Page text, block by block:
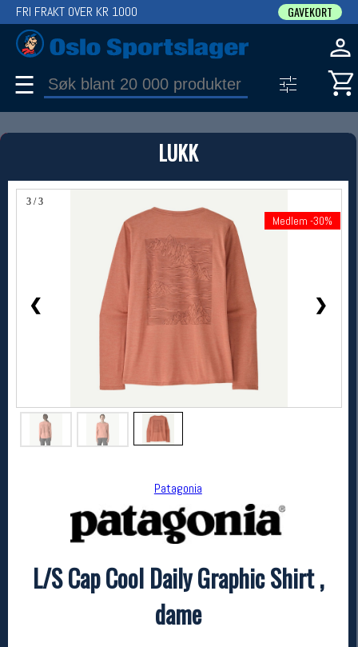
LUKK
3 / 3
❮ ❯
Medlem -30%
Patagonia
L/S Cap Cool Daily Graphic Shirt ,
dame
FRI FRAKT OVER KR 1000 GAVEKORT
☰
PRODUKT
Produkter (1)
Bruk filter til å spisse søket
Patagonia
L/S Cap Cool Daily Graphic Shirt , dame
MEDLEM: